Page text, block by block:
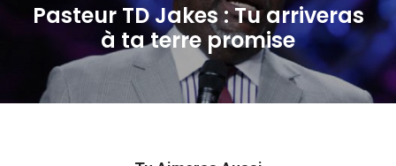
Next
post:
Pasteur TD Jakes : Tu arriveras
à ta terre promise